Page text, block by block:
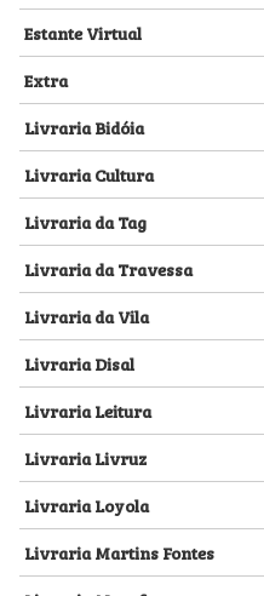
Estante Virtual
Extra
Livraria Bidóia
Livraria Cultura
Livraria da Tag
Livraria da Travessa
Livraria da Vila
Livraria Disal
Livraria Leitura
Livraria Livruz
Livraria Loyola
Livraria Martins Fontes